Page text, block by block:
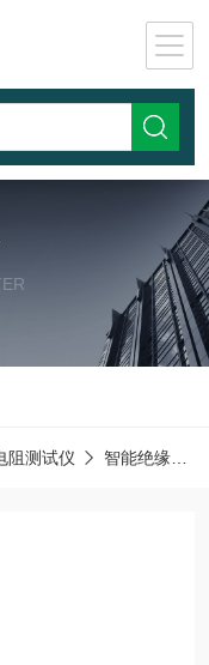
阻测试仪 智能绝缘电阻测试仪